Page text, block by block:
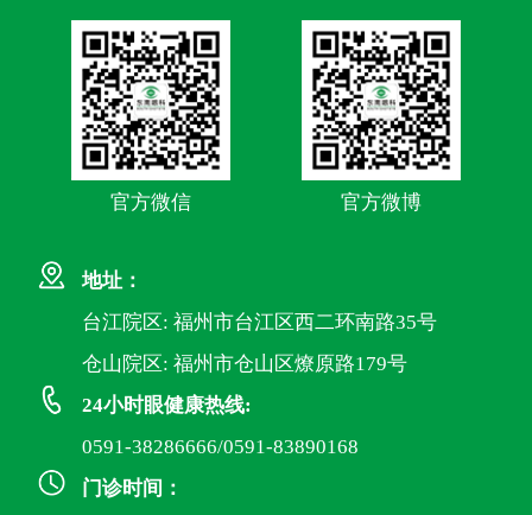
官方微信 官方微博
地址：
台江院区: 福州市台江区西二环南路35号
仓山院区: 福州市仓山区燎原路179号
24小时眼健康热线:
0591-38286666/0591-83890168
门诊时间：